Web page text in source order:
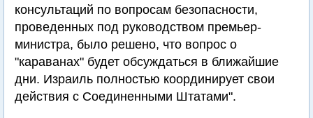
консультаций по вопросам безопасности,
проведенных под руководством премьер-
министра, было решено, что вопрос о
"караванах" будет обсуждаться в ближайшие
дни. Израиль полностью координирует свои
действия с Соединенными Штатами".